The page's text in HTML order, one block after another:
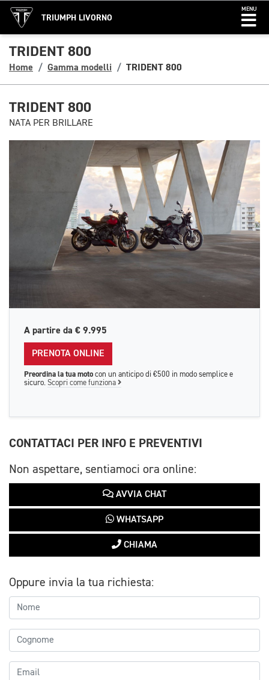
TRIUMPH LIVORNO
MENU
TRIDENT 800
Home Gamma modelli TRIDENT 800
TRIDENT 800
NATA PER BRILLARE
A partire da € 9.995
PRENOTA ONLINE
Preordina la tua moto con un anticipo di €500 in modo semplice e
sicuro. Scopri come funziona
CONTATTACI PER INFO E PREVENTIVI
Non aspettare, sentiamoci ora online:
AVVIA CHAT
WHATSAPP
CHIAMA
Oppure invia la tua richiesta: